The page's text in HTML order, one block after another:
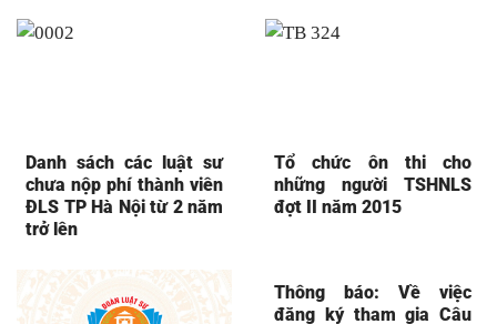
Danh sách các luật sư
chưa nộp phí thành viên
ĐLS TP Hà Nội từ 2 năm
trở lên
Tổ chức ôn thi cho
những người TSHNLS
đợt II năm 2015
Thông báo: Về việc
đăng ký tham gia Câu